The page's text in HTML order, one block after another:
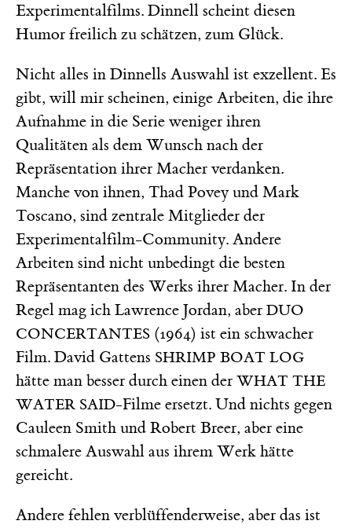
Experimentalfilms. Dinnell scheint diesen
Humor freilich zu schätzen, zum Glück.
Nicht alles in Dinnells Auswahl ist exzellent. Es
gibt, will mir scheinen, einige Arbeiten, die ihre
Aufnahme in die Serie weniger ihren
Qualitäten als dem Wunsch nach der
Repräsentation ihrer Macher verdanken.
Manche von ihnen, Thad Povey und Mark
Toscano, sind zentrale Mitglieder der
Experimentalfilm-Community. Andere
Arbeiten sind nicht unbedingt die besten
Repräsentanten des Werks ihrer Macher. In der
Regel mag ich Lawrence Jordan, aber DUO
CONCERTANTES (1964) ist ein schwacher
Film. David Gattens SHRIMP BOAT LOG
hätte man besser durch einen der WHAT THE
WATER SAID-Filme ersetzt. Und nichts gegen
Cauleen Smith und Robert Breer, aber eine
schmalere Auswahl aus ihrem Werk hätte
gereicht.
Andere fehlen verblüffenderweise, aber das ist